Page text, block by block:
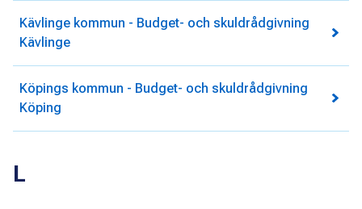
Kävlinge kommun - Budget- och skuldrådgivning
Kävlinge
Köpings kommun - Budget- och skuldrådgivning
Köping
L